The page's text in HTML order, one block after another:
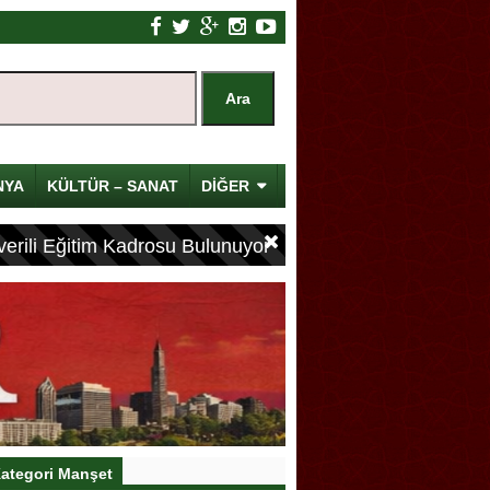
KÜLTÜR – SANAT DİĞER
Eğitim Kadrosu Bulunuyor
Manşet